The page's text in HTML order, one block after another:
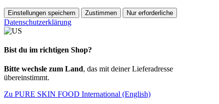
Einstellungen speichern Zustimmen Nur erforderliche
Datenschutzerklärung
Bist du im richtigen Shop?
Bitte wechsle zum Land, das mit deiner Lieferadresse
übereinstimmt.
Zu PURE SKIN FOOD International (English)